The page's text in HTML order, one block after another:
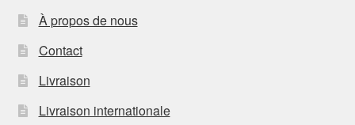
À propos de nous
Contact
Livraison
Livraison internationale